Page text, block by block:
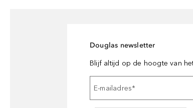
Douglas newsletter
Blijf altijd op de hoogte van
E-mailadres*